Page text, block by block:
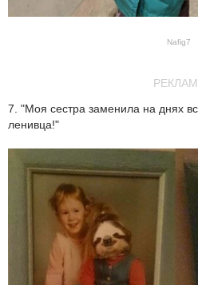
Nafig7
7. "Моя сестра заменила на днях
ленивца!"